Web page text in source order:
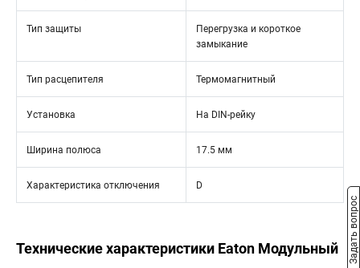
Тип защиты
Перегрузка и короткое
замыкание
Тип расцепителя Термомагнитный
Установка На DIN-рейку
Ширина полюса 17.5 мм
Характеристика отключения D
Технические характеристики Eaton Модульный
Задать вопрос